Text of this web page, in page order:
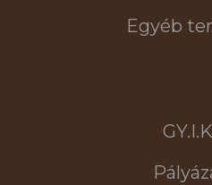
Egyéb